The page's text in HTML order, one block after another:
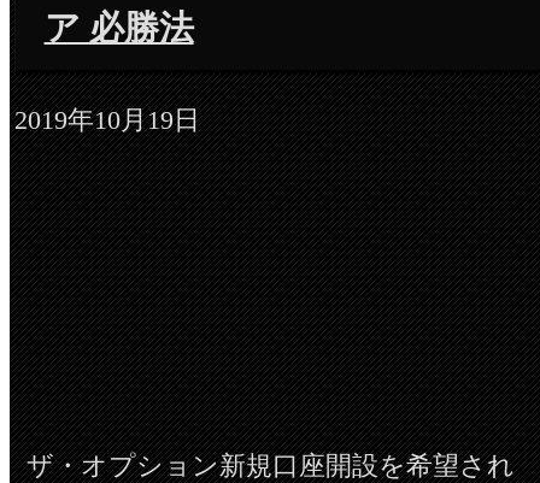
ア 必勝法
2019年10月19日
ザ・オプション新規口座開設を希望され